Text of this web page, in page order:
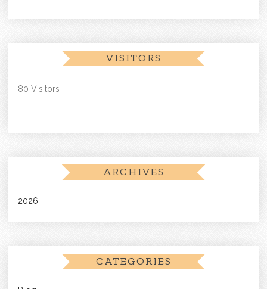
VISITORS
80 Visitors
ARCHIVES
2026
CATEGORIES